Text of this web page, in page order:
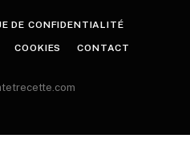
DE CONFIDENTIALITÉ
COOKIES CONTACT